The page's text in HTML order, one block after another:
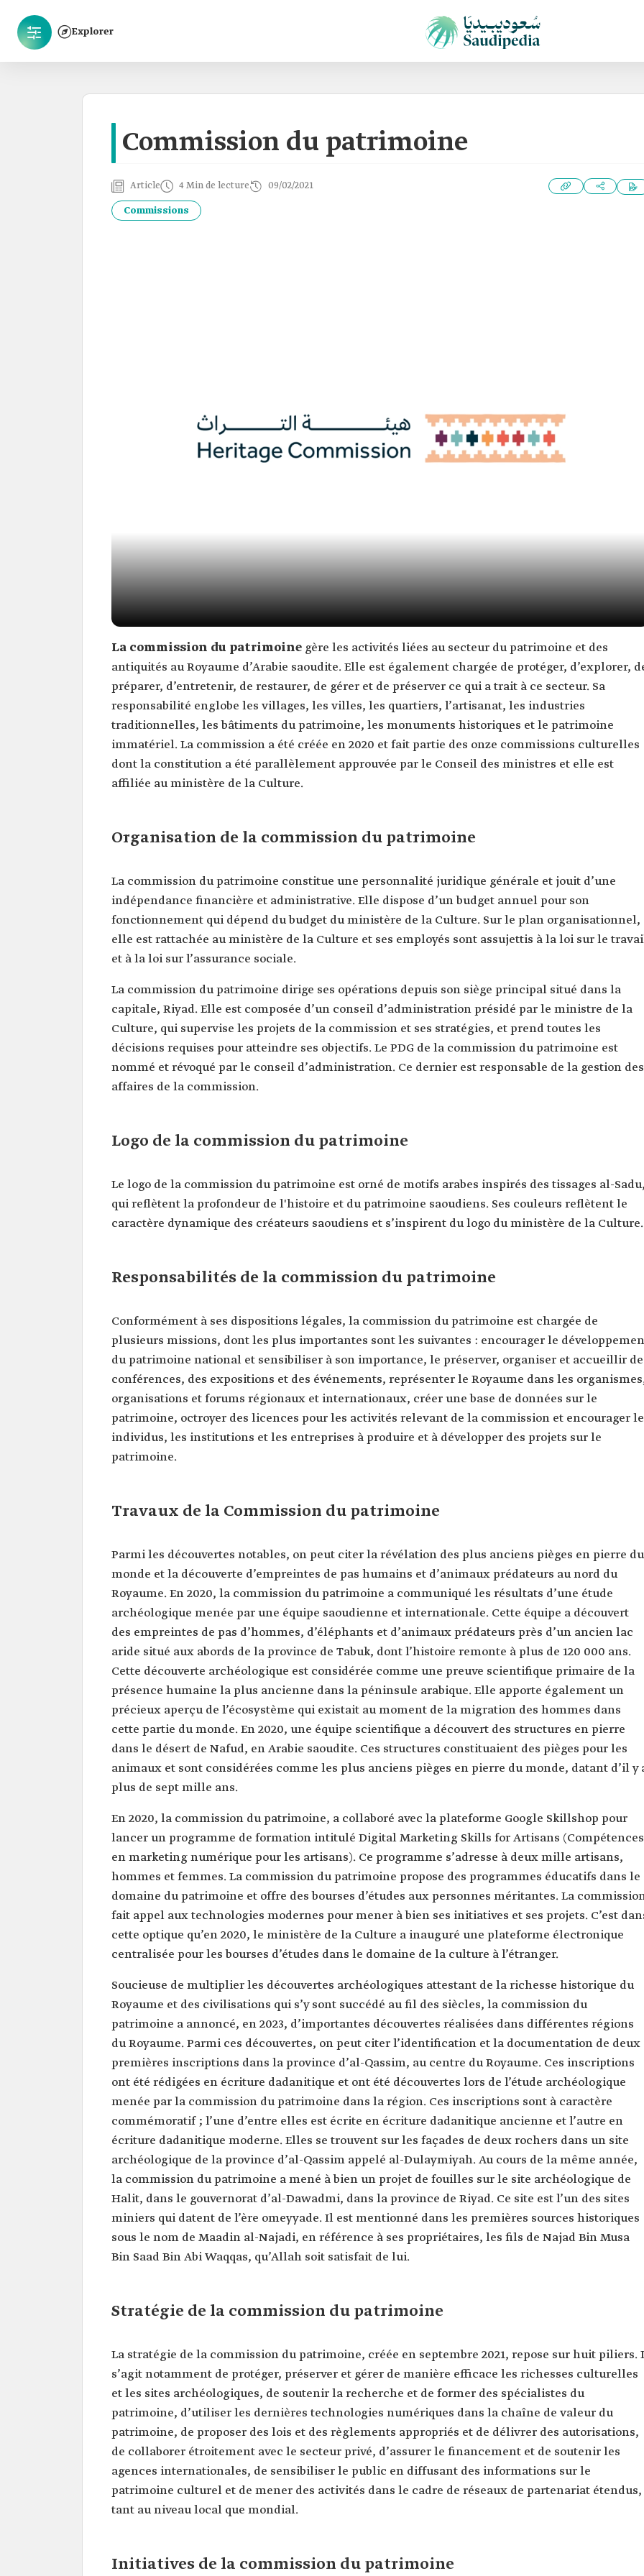
Explorer
Commission du patrimoine
Article 4 Min de lecture 09/02/2021
Commissions
La commission du patrimoine gère les activités liées au secteur du patrimoine et des
antiquités au Royaume d’Arabie saoudite. Elle est également chargée de protéger, d’explorer,
préparer, d’entretenir, de restaurer, de gérer et de préserver ce qui a trait à ce secteur. Sa
responsabilité englobe les villages, les villes, les quartiers, l’artisanat, les industries
traditionnelles, les bâtiments du patrimoine, les monuments historiques et le patrimoine
immatériel. La commission a été créée en 2020 et fait partie des onze commissions culturelles
dont la constitution a été parallèlement approuvée par le Conseil des ministres et elle est
affiliée au ministère de la Culture.
Organisation de la commission du patrimoine
La commission du patrimoine constitue une personnalité juridique générale et jouit d’une
indépendance financière et administrative. Elle dispose d’un budget annuel pour son
fonctionnement qui dépend du budget du ministère de la Culture. Sur le plan organisationnel,
elle est rattachée au ministère de la Culture et ses employés sont assujettis à la loi sur le
et à la loi sur l’assurance sociale.
La commission du patrimoine dirige ses opérations depuis son siège principal situé dans la
capitale, Riyad. Elle est composée d’un conseil d’administration présidé par le ministre de la
Culture, qui supervise les projets de la commission et ses stratégies, et prend toutes les
décisions requises pour atteindre ses objectifs. Le PDG de la commission du patrimoine est
nommé et révoqué par le conseil d’administration. Ce dernier est responsable de la gestion des
affaires de la commission.
Logo de la commission du patrimoine
Le logo de la commission du patrimoine est orné de motifs arabes inspirés des tissages al-
qui reflètent la profondeur de l'histoire et du patrimoine saoudiens. Ses couleurs reflètent le
caractère dynamique des créateurs saoudiens et s’inspirent du logo du ministère de la Culture.
Responsabilités de la commission du patrimoine
Conformément à ses dispositions légales, la commission du patrimoine est chargée de
plusieurs missions, dont les plus importantes sont les suivantes : encourager le
du patrimoine national et sensibiliser à son importance, le préserver, organiser et accueillir
conférences, des expositions et des événements, représenter le Royaume dans les
organisations et forums régionaux et internationaux, créer une base de données sur le
patrimoine, octroyer des licences pour les activités relevant de la commission et encourager
individus, les institutions et les entreprises à produire et à développer des projets sur le
patrimoine.
Travaux de la Commission du patrimoine
Parmi les découvertes notables, on peut citer la révélation des plus anciens pièges en pierre du
monde et la découverte d’empreintes de pas humains et d’animaux prédateurs au nord du
Royaume. En 2020, la commission du patrimoine a communiqué les résultats d’une étude
archéologique menée par une équipe saoudienne et internationale. Cette équipe a découvert
des empreintes de pas d’hommes, d’éléphants et d’animaux prédateurs près d’un ancien lac
aride situé aux abords de la province de Tabuk, dont l’histoire remonte à plus de 120 000 ans.
Cette découverte archéologique est considérée comme une preuve scientifique primaire de la
présence humaine la plus ancienne dans la péninsule arabique. Elle apporte également un
précieux aperçu de l’écosystème qui existait au moment de la migration des hommes dans
cette partie du monde. En 2020, une équipe scientifique a découvert des structures en pierre
dans le désert de Nafud, en Arabie saoudite. Ces structures constituaient des pièges pour les
animaux et sont considérées comme les plus anciens pièges en pierre du monde, datant d’il y
plus de sept mille ans.
En 2020, la commission du patrimoine, a collaboré avec la plateforme Google Skillshop pour
lancer un programme de formation intitulé Digital Marketing Skills for Artisans (Compétences
en marketing numérique pour les artisans). Ce programme s’adresse à deux mille artisans,
hommes et femmes. La commission du patrimoine propose des programmes éducatifs dans le
domaine du patrimoine et offre des bourses d’études aux personnes méritantes. La
fait appel aux technologies modernes pour mener à bien ses initiatives et ses projets. C’est
cette optique qu’en 2020, le ministère de la Culture a inauguré une plateforme électronique
centralisée pour les bourses d’études dans le domaine de la culture à l’étranger.
Soucieuse de multiplier les découvertes archéologiques attestant de la richesse historique du
Royaume et des civilisations qui s’y sont succédé au fil des siècles, la commission du
patrimoine a annoncé, en 2023, d’importantes découvertes réalisées dans différentes régions
du Royaume. Parmi ces découvertes, on peut citer l’identification et la documentation de deux
premières inscriptions dans la province d’al-Qassim, au centre du Royaume. Ces inscriptions
ont été rédigées en écriture dadanitique et ont été découvertes lors de l’étude archéologique
menée par la commission du patrimoine dans la région. Ces inscriptions sont à caractère
commémoratif ; l’une d’entre elles est écrite en écriture dadanitique ancienne et l’autre en
écriture dadanitique moderne. Elles se trouvent sur les façades de deux rochers dans un site
archéologique de la province d’al-Qassim appelé al-Dulaymiyah. Au cours de la même année,
la commission du patrimoine a mené à bien un projet de fouilles sur le site archéologique de
Halit, dans le gouvernorat d’al-Dawadmi, dans la province de Riyad. Ce site est l’un des sites
miniers qui datent de l’ère omeyyade. Il est mentionné dans les premières sources historiques
sous le nom de Maadin al-Najadi, en référence à ses propriétaires, les fils de Najad Bin Musa
Bin Saad Bin Abi Waqqas, qu’Allah soit satisfait de lui.
Stratégie de la commission du patrimoine
La stratégie de la commission du patrimoine, créée en septembre 2021, repose sur huit piliers.
s’agit notamment de protéger, préserver et gérer de manière efficace les richesses culturelles
et les sites archéologiques, de soutenir la recherche et de former des spécialistes du
patrimoine, d’utiliser les dernières technologies numériques dans la chaîne de valeur du
patrimoine, de proposer des lois et des règlements appropriés et de délivrer des autorisations,
de collaborer étroitement avec le secteur privé, d’assurer le financement et de soutenir les
agences internationales, de sensibiliser le public en diffusant des informations sur le
patrimoine culturel et de mener des activités dans le cadre de réseaux de partenariat étendus,
tant au niveau local que mondial.
Initiatives de la commission du patrimoine